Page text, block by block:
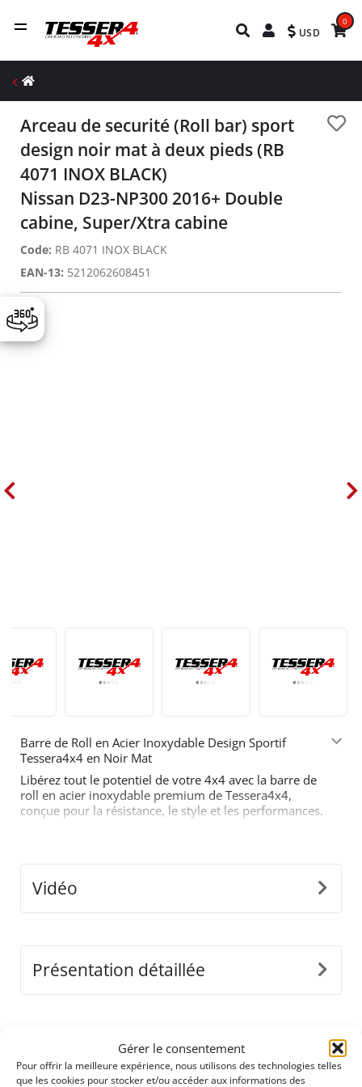
Gérer le consentement
Pour offrir la meilleure expérience, nous utilisons des technologies telles
que les cookies pour stocker et/ou accéder aux informations des
USD
0
Arceau de securité (Roll bar) sport
design noir mat à deux pieds (RB
4071 INOX BLACK)
Nissan D23-NP300 2016+ Double
cabine, Super/Xtra cabine
Code: RB 4071 INOX BLACK
EAN-13: 5212062608451
Barre de Roll en Acier Inoxydable Design Sportif
Tessera4x4 en Noir Mat
Libérez tout le potentiel de votre 4x4 avec la barre de
roll en acier inoxydable premium de Tessera4x4,
conçue pour la résistance, le style et les performances.
Caractéristiques Principales :
Construction Durable en Acier Inoxydable :
moderne et élégante.
Construction de Support en Une Seule Pièce :
Conçues pour supporter des charges lourdes, les
jambes sont fusionnées en une seule pièce pour une
Vidéo
Présentation détaillée
Versions disponibles